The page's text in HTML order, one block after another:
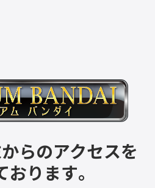
らのアクセスを
ります。